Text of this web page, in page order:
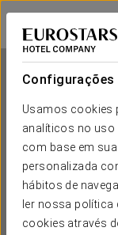
Configurações
Usamos cookies
analíticos no uso
com base em
personalizada
hábitos de
ler nossa
cookies através
Eurostars Cascais
CASCAIS